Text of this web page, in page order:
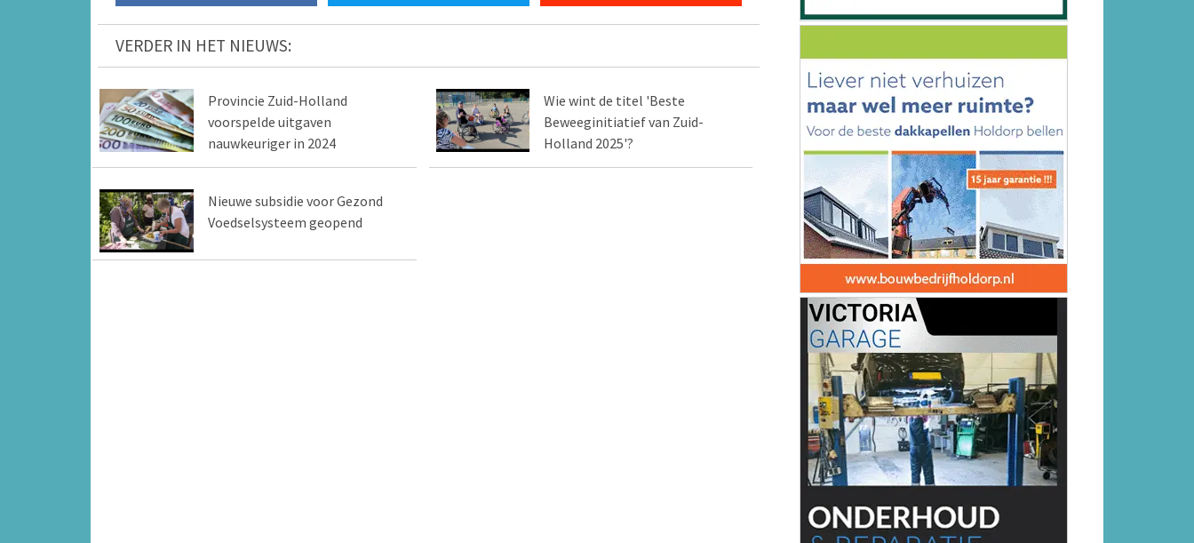
VERDER IN HET NIEUWS:
Provincie Zuid-Holland
voorspelde uitgaven
nauwkeuriger in 2024
Wie wint de titel 'Beste
Beweeginitiatief van Zuid-
Holland 2025'?
Nieuwe subsidie voor Gezond
Voedselsysteem geopend